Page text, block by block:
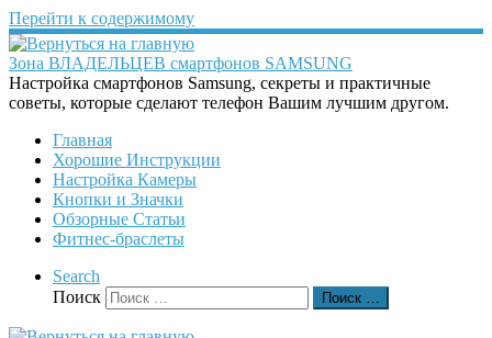
Перейти к содержимому
Зона ВЛАДЕЛЬЦЕВ смартфонов SAMSUNG
Настройка смартфонов Samsung, секреты и практичные
советы, которые сделают телефон Вашим лучшим другом.
Главная
Хорошие Инструкции
Настройка Камеры
Кнопки и Значки
Обзорные Статьи
Фитнес-браслеты
Search
Поиск
Поиск …